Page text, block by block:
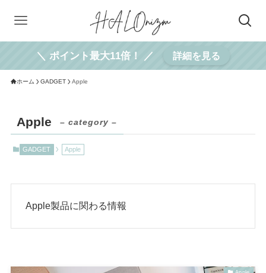
＼ ポイント最大11倍！ ／ 詳細を見る
ホーム GADGET Apple
Apple – category –
GADGET Apple
Apple製品に関わる情報